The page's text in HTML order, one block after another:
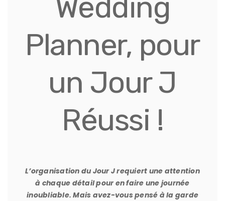
Wedding
Planner, pour
un Jour J
Réussi !
L’organisation du Jour J requiert une attention
à chaque détail pour en faire une journée
inoubliable. Mais avez-vous pensé à la garde